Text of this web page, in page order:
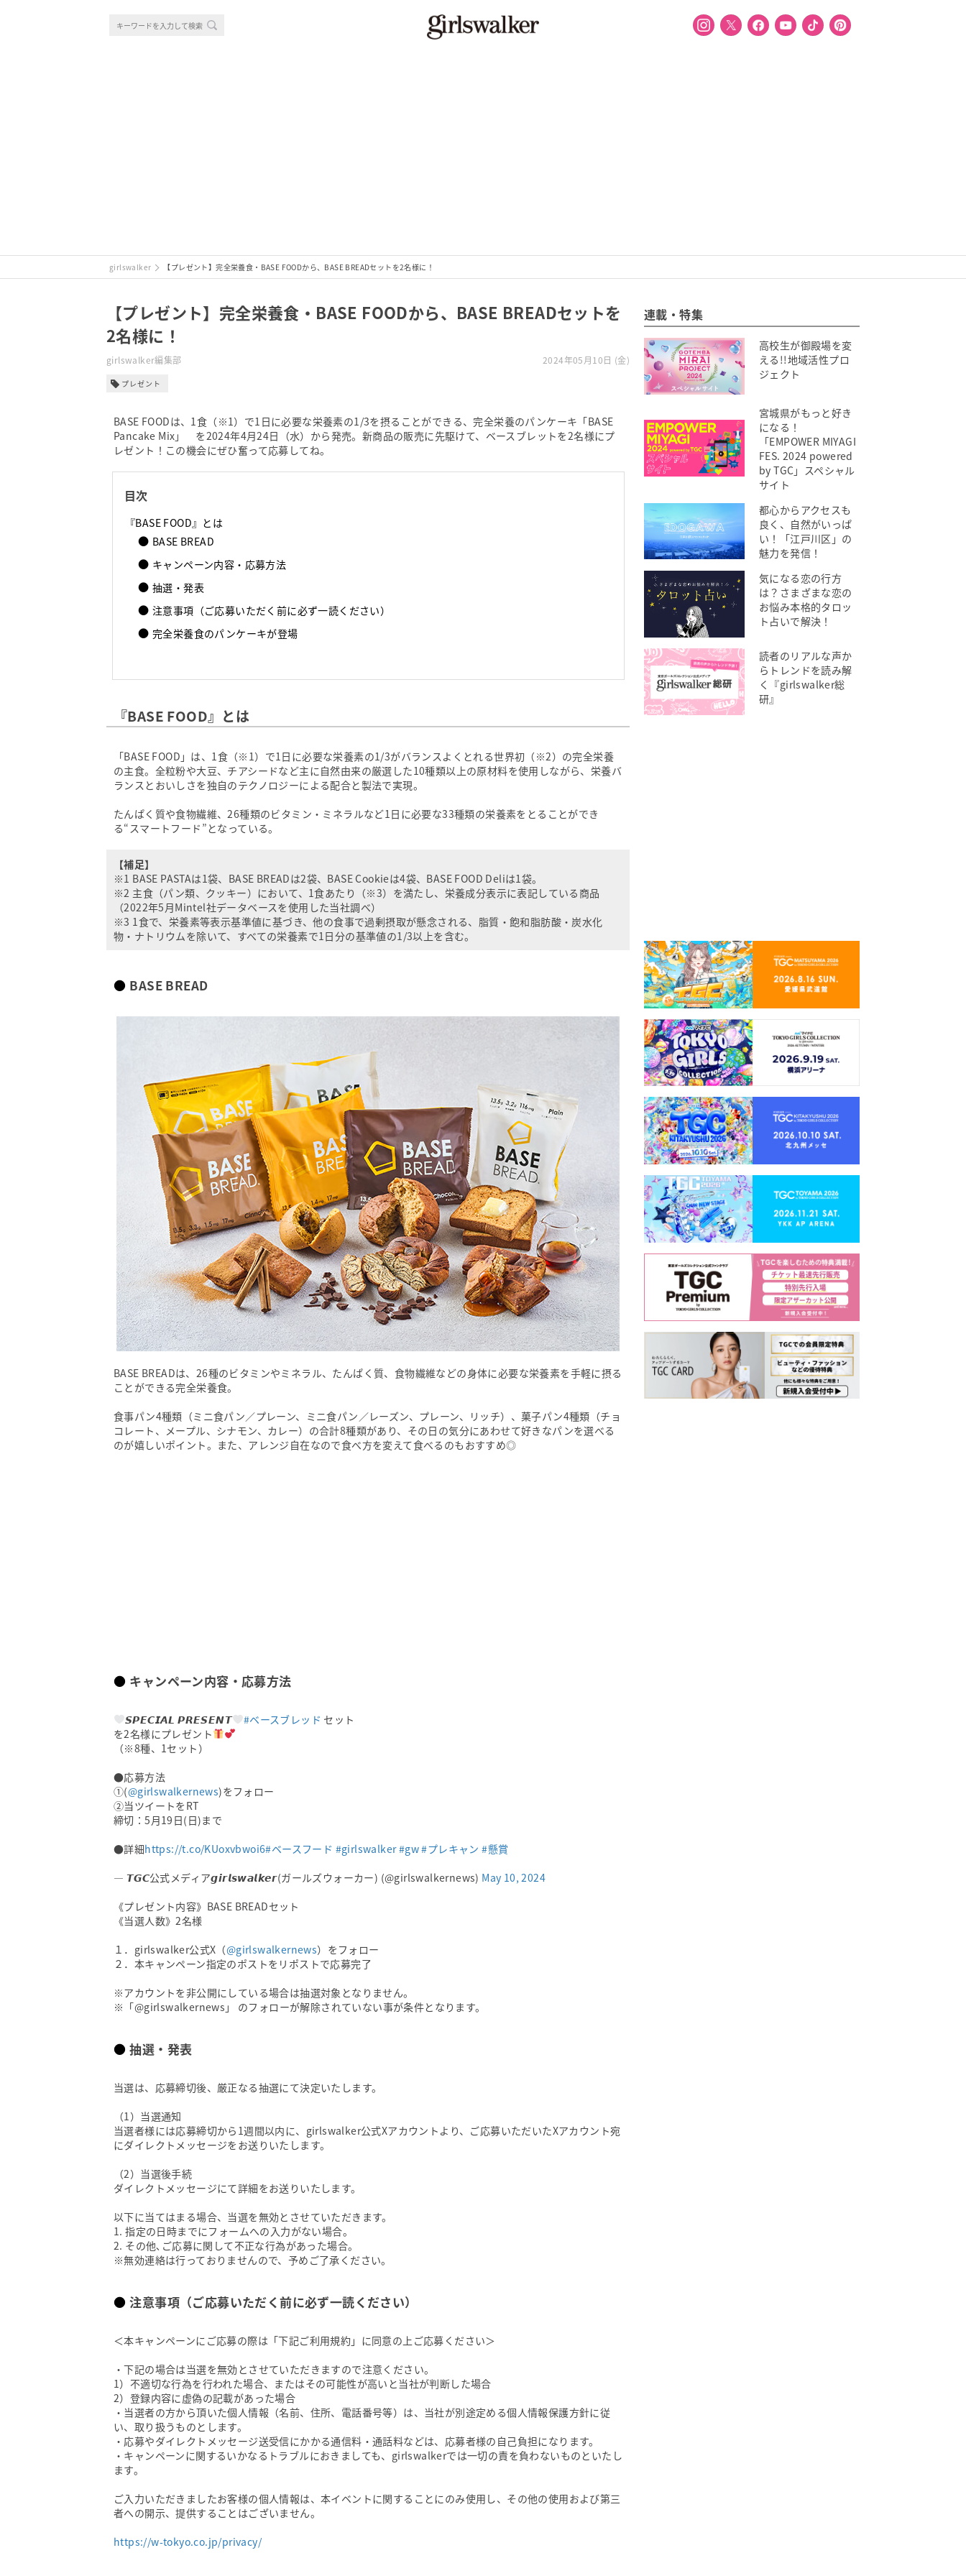
girlswalker 【プレゼント】完全栄養食・BASE FOODから、BASE BREADセットを2名様に！
【プレゼント】完全栄養食・BASE FOODから、BASE BREADセットを
2名様に！
girlswalker編集部 2024年05月10日 (金)
プレゼント
BASE FOODは、1食（※1）で1日に必要な栄養素の1/3を摂ることができる、完全栄養のパンケーキ「BASE
Pancake Mix」 を2024年4月24日（水）から発売。新商品の販売に先駆けて、ベースブレットを2名様にプ
レゼント！この機会にぜひ奮って応募してね。
目次
『BASE FOOD』とは
BASE BREAD
キャンペーン内容・応募方法
抽選・発表
注意事項（ご応募いただく前に必ず一読ください）
完全栄養食のパンケーキが登場
『BASE FOOD』とは
「BASE FOOD」は、1食（※1）で1日に必要な栄養素の1/3がバランスよくとれる世界初（※2）の完全栄養
の主食。全粒粉や大豆、チアシードなど主に自然由来の厳選した10種類以上の原材料を使用しながら、栄養バ
ランスとおいしさを独自のテクノロジーによる配合と製法で実現。
たんぱく質や食物繊維、26種類のビタミン・ミネラルなど1日に必要な33種類の栄養素をとることができ
る“スマートフード”となっている。
【補足】
※1 BASE PASTAは1袋、BASE BREADは2袋、BASE Cookieは4袋、BASE FOOD Deliは1袋。
※2 主食（パン類、クッキー）において、1食あたり（※3）を満たし、栄養成分表示に表記している商品
（2022年5月Mintel社データベースを使用した当社調べ）
※3 1食で、栄養素等表示基準値に基づき、他の食事で過剰摂取が懸念される、脂質・飽和脂肪酸・炭水化
物・ナトリウムを除いて、すべての栄養素で1日分の基準値の1/3以上を含む。
BASE BREAD
BASE BREADは、26種のビタミンやミネラル、たんぱく質、食物繊維などの身体に必要な栄養素を手軽に摂る
ことができる完全栄養食。
食事パン4種類（ミニ食パン／プレーン、ミニ食パン／レーズン、プレーン、リッチ）、菓子パン4種類（チョ
コレート、メープル、シナモン、カレー）の合計8種類があり、その日の気分にあわせて好きなパンを選べる
のが嬉しいポイント。また、アレンジ自在なので食べ方を変えて食べるのもおすすめ◎
キャンペーン内容・応募方法
𝙎𝙋𝙀𝘾𝙄𝘼𝙇 𝙋𝙍𝙀𝙎𝙀𝙉𝙏 #ベースブレッド セット
を2名様にプレゼント
（※8種、1セット）
●応募方法
①(@girlswalkernews)をフォロー
②当ツイートをRT
締切：5月19日(日)まで
●詳細https://t.co/KUoxvbwoi6#ベースフード #girlswalker#gw#プレキャン #懸賞
— 𝙏𝙂𝘾公式メディア𝙜𝙞𝙧𝙡𝙨𝙬𝙖𝙡𝙠𝙚𝙧(ガールズウォーカー) (@girlswalkernews) May 10, 2024
《プレゼント内容》BASE BREADセット
《当選人数》2名様
１．girlswalker公式X（@girlswalkernews）をフォロー
２．本キャンペーン指定のポストをリポストで応募完了
※アカウントを非公開にしている場合は抽選対象となりません。
※「@girlswalkernews」 のフォローが解除されていない事が条件となります。
抽選・発表
当選は、応募締切後、厳正なる抽選にて決定いたします。
（1）当選通知
当選者様には応募締切から1週間以内に、girlswalker公式Xアカウントより、ご応募いただいたXアカウント宛
にダイレクトメッセージをお送りいたします。
（2）当選後手続
ダイレクトメッセージにて詳細をお送りいたします。
以下に当てはまる場合、当選を無効とさせていただきます。
1. 指定の日時までにフォームへの入力がない場合。
2. その他､ご応募に関して不正な行為があった場合。
※無効連絡は行っておりませんので、予めご了承ください。
注意事項（ご応募いただく前に必ず一読ください）
＜本キャンペーンにご応募の際は「下記ご利用規約」に同意の上ご応募ください＞
・下記の場合は当選を無効とさせていただきますので注意ください。
1）不適切な行為を行われた場合、またはその可能性が高いと当社が判断した場合
2）登録内容に虚偽の記載があった場合
・当選者の方から頂いた個人情報（名前、住所、電話番号等）は、当社が別途定める個人情報保護方針に従
い、取り扱うものとします。
・応募やダイレクトメッセージ送受信にかかる通信料・通話料などは、応募者様の自己負担になります。
・キャンペーンに関するいかなるトラブルにおきましても、girlswalkerでは一切の責を負わないものといたし
ます。
ご入力いただきましたお客様の個人情報は、本イベントに関することにのみ使用し、その他の使用および第三
者への開示、提供することはございません。
https://w-tokyo.co.jp/privacy/
連載・特集
高校生が御殿場を変
える!!地域活性プロ
ジェクト
宮城県がもっと好き
になる！
「EMPOWER MIYAGI
FES. 2024 powered
by TGC」スペシャル
サイト
都心からアクセスも
良く、自然がいっぱ
い！「江戸川区」の
魅力を発信！
気になる恋の行方
は？さまざまな恋の
お悩み本格的タロッ
ト占いで解決！
読者のリアルな声か
らトレンドを読み解
く『girlswalker総
研』